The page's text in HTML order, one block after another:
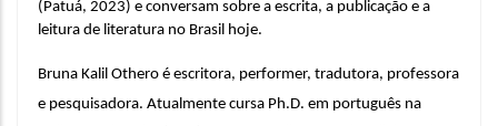
(Patuá, 2023) e conversam sobre a escrita, a publicação e a
leitura de literatura no Brasil hoje.
Bruna Kalil Othero é escritora, performer, tradutora, professora
e pesquisadora. Atualmente cursa Ph.D. em português na